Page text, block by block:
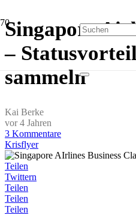
Singapore
–
sammeln
Kai Berke
vor 4 Jahren
3 Kommentare
Krisflyer
Teilen
Twittern
Teilen
Teilen
Teilen